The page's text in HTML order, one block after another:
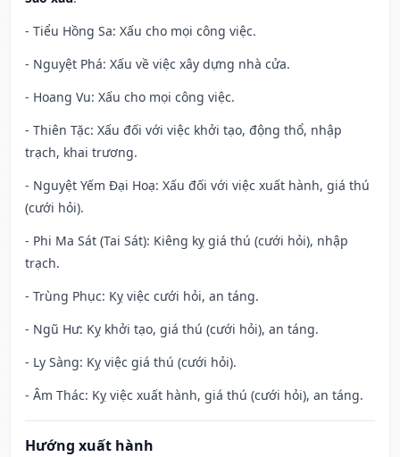
- Tiểu Hồng Sa: Xấu cho mọi công việc.
- Nguyệt Phá: Xấu về việc xây dựng nhà cửa.
- Hoang Vu: Xấu cho mọi công việc.
- Thiên Tặc: Xấu đối với việc khởi tạo, động thổ, nhập
trạch, khai trương.
- Nguyệt Yếm Đại Hoạ: Xấu đối với việc xuất hành, giá thú
(cưới hỏi).
- Phi Ma Sát (Tai Sát): Kiêng kỵ giá thú (cưới hỏi), nhập
trạch.
- Trùng Phục: Kỵ việc cưới hỏi, an táng.
- Ngũ Hư: Kỵ khởi tạo, giá thú (cưới hỏi), an táng.
- Ly Sàng: Kỵ việc giá thú (cưới hỏi).
- Âm Thác: Kỵ việc xuất hành, giá thú (cưới hỏi), an táng.
Hướng xuất hành